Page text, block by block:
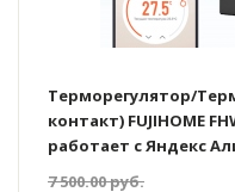
Терморегулятор/
контакт) FUJIHOME
работает с Яндекс
7 500.00руб.